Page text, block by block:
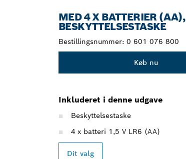
MED 4 X BATTERIER (AA),
BESKYTTELSESTASKE
Bestillingsnummer: 0 601 076 800
Køb nu
Inkluderet i denne udgave
Beskyttelsestaske
4 x batteri 1,5 V LR6 (AA)
Dit valg